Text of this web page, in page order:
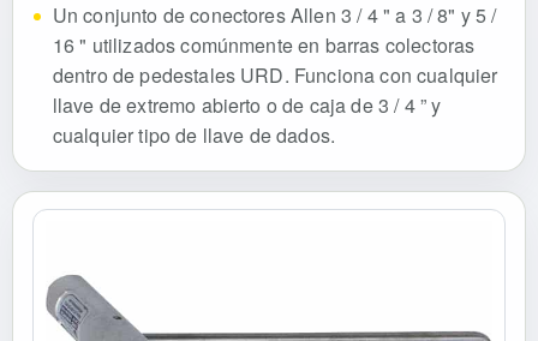
Un conjunto de conectores Allen 3 / 4 " a 3 / 8" y 5 /
16 " utilizados comúnmente en barras colectoras
dentro de pedestales URD. Funciona con cualquier
llave de extremo abierto o de caja de 3 / 4 ” y
cualquier tipo de llave de dados.